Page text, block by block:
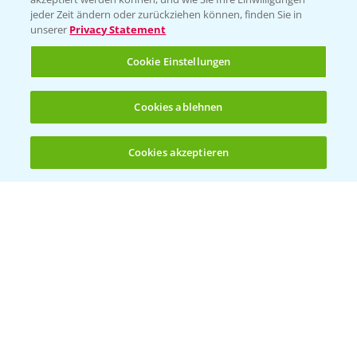
(noch 4)
Hilfe in Notfällen
T.+49 (0)214/30-20220
Folgen Sie uns
jeder Zeit ändern oder zurückziehen können, finden Sie in
unserer Privacy Statement
Cookie Einstellungen
Cookies ablehnen
Cookies akzeptieren